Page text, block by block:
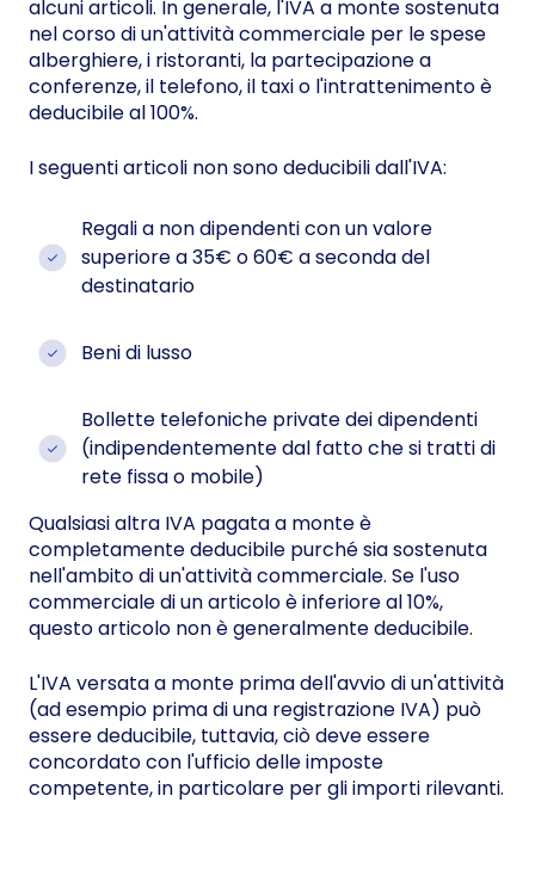
alcuni articoli. In generale, l'IVA a monte sostenuta
nel corso di un'attività commerciale per le spese
alberghiere, i ristoranti, la partecipazione a
conferenze, il telefono, il taxi o l'intrattenimento è
deducibile al 100%.
I seguenti articoli non sono deducibili dall'IVA:
Regali a non dipendenti con un valore
superiore a 35€ o 60€ a seconda del
destinatario
Beni di lusso
Bollette telefoniche private dei dipendenti
(indipendentemente dal fatto che si tratti di
rete fissa o mobile)
Qualsiasi altra IVA pagata a monte è
completamente deducibile purché sia sostenuta
nell'ambito di un'attività commerciale. Se l'uso
commerciale di un articolo è inferiore al 10%,
questo articolo non è generalmente deducibile.
L'IVA versata a monte prima dell'avvio di un'attività
(ad esempio prima di una registrazione IVA) può
essere deducibile, tuttavia, ciò deve essere
concordato con l'ufficio delle imposte
competente, in particolare per gli importi rilevanti.